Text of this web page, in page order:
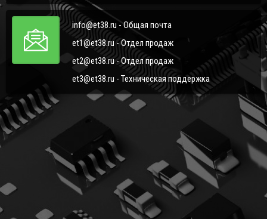
info@et38.ru - Общая почта
et1@et38.ru - Отдел продаж
et2@et38.ru - Отдел продаж
et3@et38.ru - Техническая поддержка